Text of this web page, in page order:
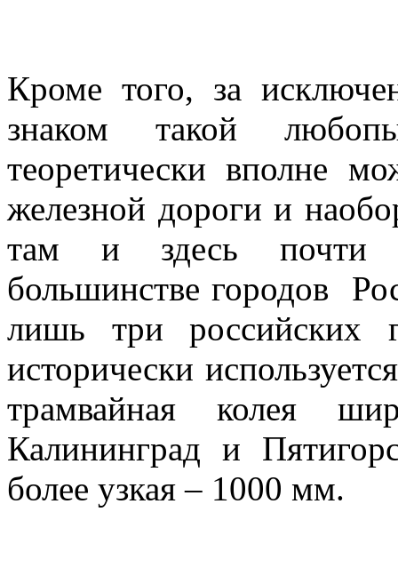
Кроме того, за
знаком такой
теоретически вполне
железной дороги и
там и здесь почти
большинстве городов
лишь три российских
исторически
трамвайная колея
Калининград и
более узкая – 1000 мм.